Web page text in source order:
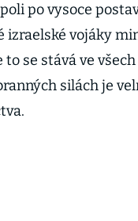
po vysoce
izraelské vojáky
se stává ve všech
silách je